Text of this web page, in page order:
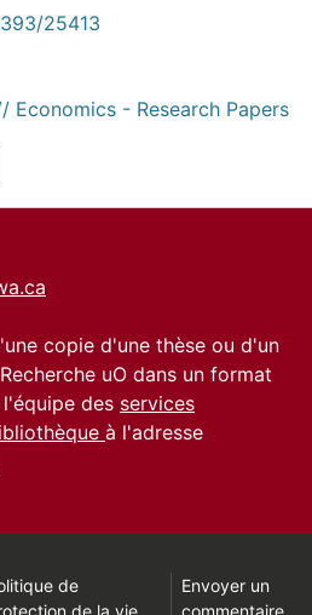
25413
Economics - Research Papers
copie d'une thèse ou d'un
uO dans un format
des services
à l'adresse
de
de la vie
Envoyer un
commentaire